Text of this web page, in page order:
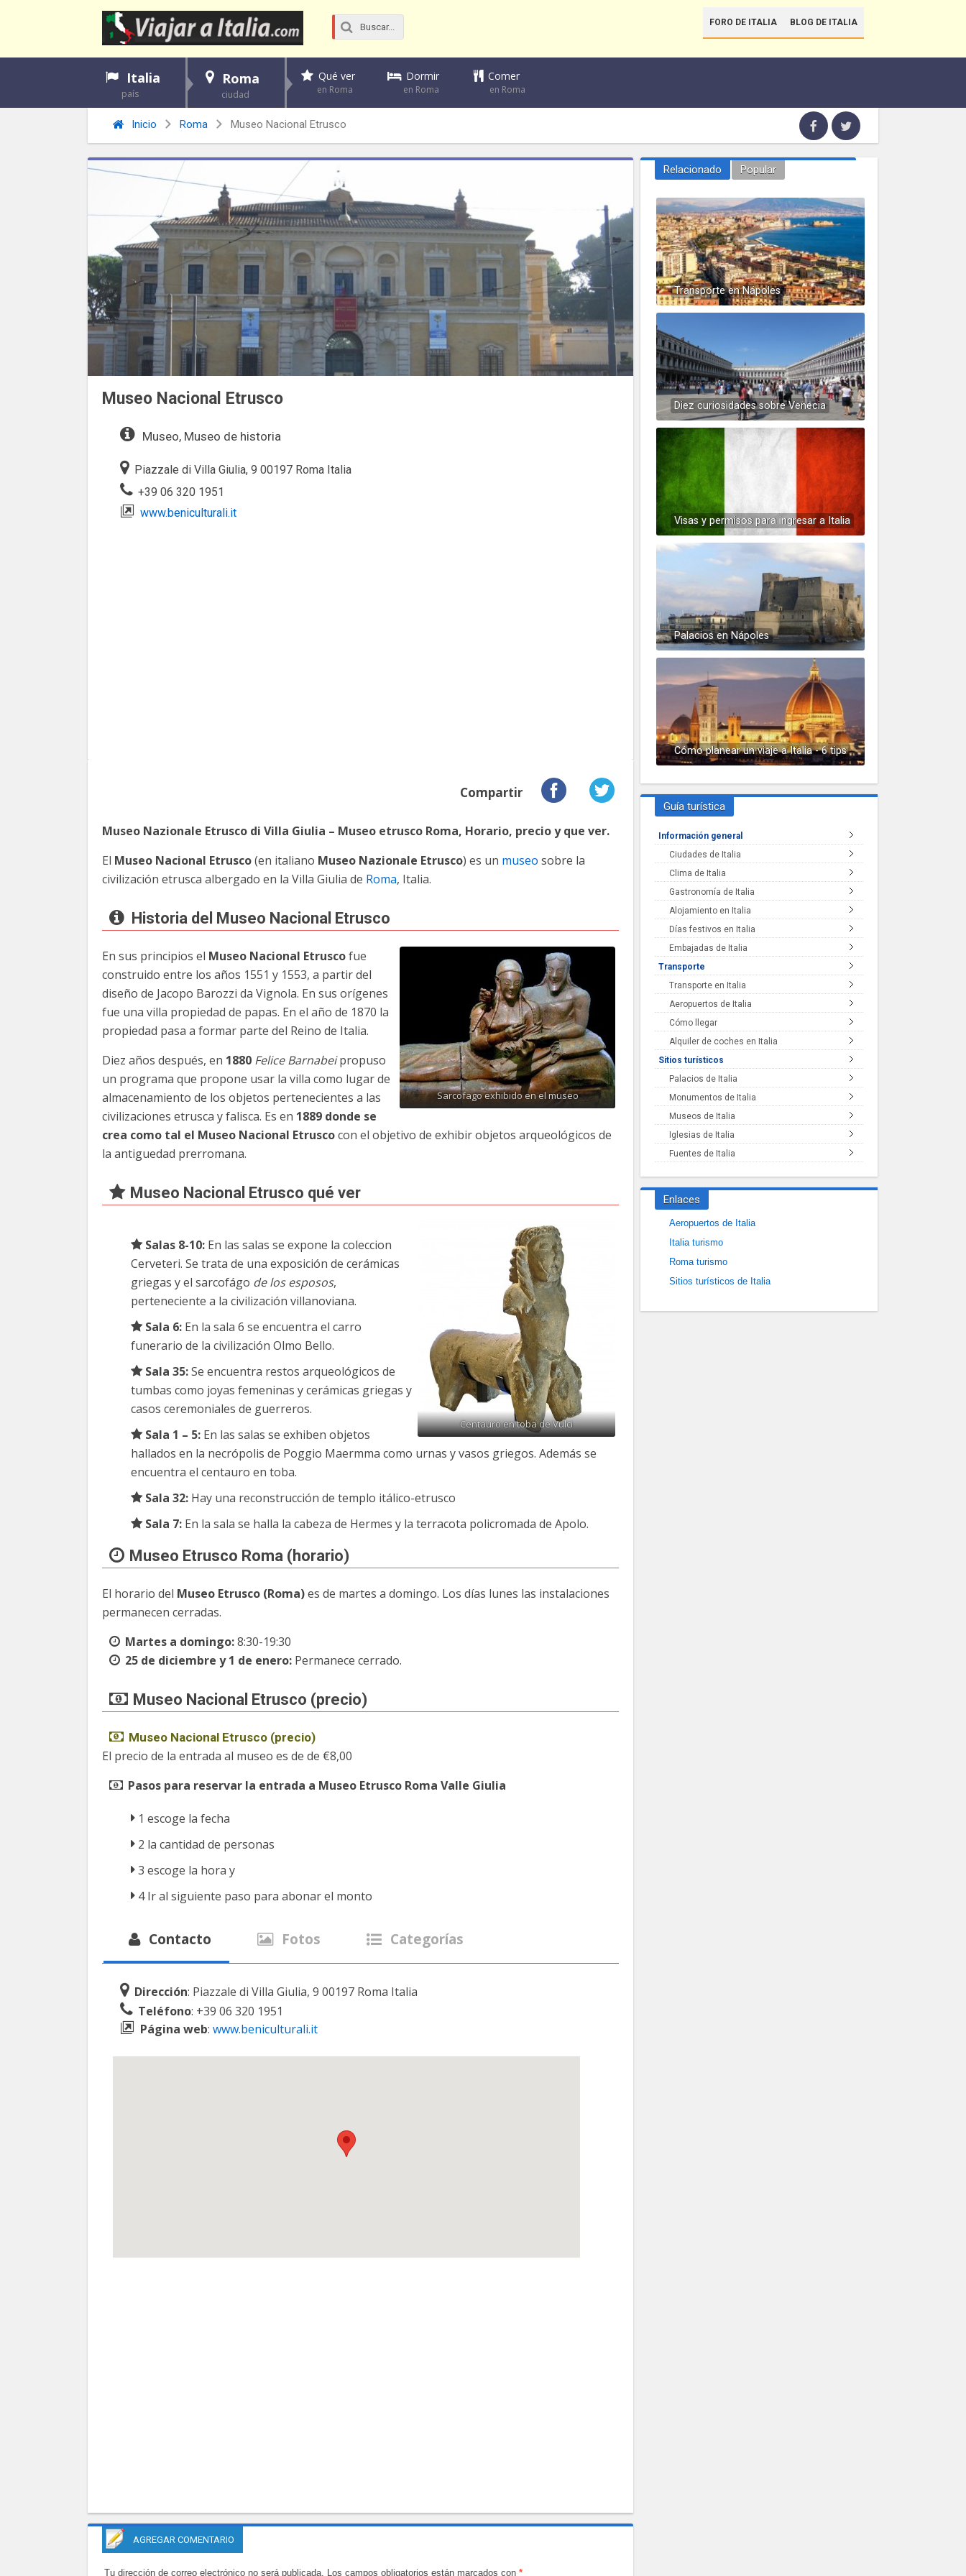
FORO DE ITALIA BLOG DE ITALIA
Italia
país
Roma
ciudad
Qué ver
en Roma
Dormir
en Roma
Comer
en Roma
Inicio Roma Museo Nacional Etrusco
Museo Nacional Etrusco
Museo, Museo de historia
Piazzale di Villa Giulia, 9 00197 Roma Italia‎
+39 06 320 1951
www.beniculturali.it
Compartir
Museo Nazionale Etrusco di Villa Giulia – Museo etrusco Roma, Horario, precio y que ver.
El Museo Nacional Etrusco(en italiano Museo Nazionale Etrusco) es un museo sobre la
civilización etrusca albergado en la Villa Giulia de Roma, Italia.
Historia del Museo Nacional Etrusco
Sarcofago exhibido en el museo
En sus principios el Museo Nacional Etruscofue
construido entre los años 1551 y 1553, a partir del
diseño de Jacopo Barozzi da Vignola. En sus orígenes
fue una villa propiedad de papas. En el año de 1870 la
propiedad pasa a formar parte del Reino de Italia.
Diez años después, en 1880 Felice Barnabeipropuso
un programa que propone usar la villa como lugar de
almacenamiento de los objetos pertenecientes a las
civilizaciones etrusca y falisca. Es en 1889 donde se
crea como tal el Museo Nacional Etruscocon el objetivo de exhibir objetos arqueológicos de
la antiguedad prerromana.
Museo Nacional Etrusco qué ver
Centauro en toba de Vulci
Salas 8-10: En las salas se expone la coleccion
Cerveteri. Se trata de una exposición de cerámicas
griegas y el sarcofágo de los esposos,
perteneciente a la civilización villanoviana.
Sala 6: En la sala 6 se encuentra el carro
funerario de la civilización Olmo Bello.
Sala 35:Se encuentra restos arqueológicos de
tumbas como joyas femeninas y cerámicas griegas y
casos ceremoniales de guerreros.
Sala 1 – 5: En las salas se exhiben objetos
hallados en la necrópolis de Poggio Maermma como urnas y vasos griegos. Además se
encuentra el centauro en toba.
Sala 32: Hay una reconstrucción de templo itálico-etrusco
Sala 7: En la sala se halla la cabeza de Hermes y la terracota policromada de Apolo.
Museo Etrusco Roma (horario)
El horario del Museo Etrusco (Roma)es de martes a domingo. Los días lunes las instalaciones
permanecen cerradas.
Martes a domingo:8:30-19:30
25 de diciembre y 1 de enero: Permanece cerrado.
Museo Nacional Etrusco (precio)
Museo Nacional Etrusco (precio)
El precio de la entrada al museo es de de €8,00
Pasos para reservar la entrada a Museo Etrusco Roma Valle Giulia
1 escoge la fecha
2 la cantidad de personas
3 escoge la hora y
4 Ir al siguiente paso para abonar el monto
Contacto Fotos Categorías
Dirección: Piazzale di Villa Giulia, 9 00197 Roma Italia‎
Teléfono: +39 06 320 1951
Página web: www.beniculturali.it
AGREGAR COMENTARIO
Tu dirección de correo electrónico no será publicada. Los campos obligatorios están marcados con *
Relacionado Popular
Transporte en Nápoles
Diez curiosidades sobre Venecia
Visas y permisos para ingresar a Italia
Palacios en Nápoles
Cómo planear un viaje a Italia - 6 tips
Guía turística
Información general
Ciudades de Italia
Clima de Italia
Gastronomía de Italia
Alojamiento en Italia
Días festivos en Italia
Embajadas de Italia
Transporte
Transporte en Italia
Aeropuertos de Italia
Cómo llegar
Alquiler de coches en Italia
Sitios turísticos
Palacios de Italia
Monumentos de Italia
Museos de Italia
Iglesias de Italia
Fuentes de Italia
Enlaces
Aeropuertos de Italia
Italia turismo
Roma turismo
Sitios turísticos de Italia